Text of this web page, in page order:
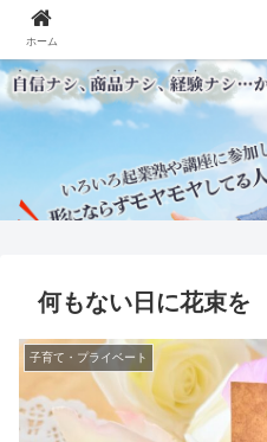
何もない日に花束を
子育て・プライベート
ホーム